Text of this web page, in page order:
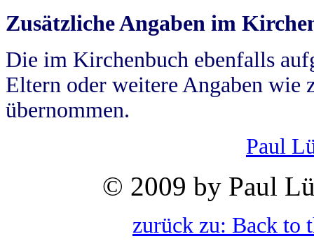
Zusätzliche Angaben im
Die im Kirchenbuch ebenfalls
Eltern oder weitere Angaben wie
übernommen.
Paul
© 2009 by Paul
zurück zu: Back to